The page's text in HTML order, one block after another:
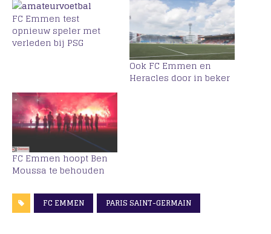
FC Emmen test
opnieuw speler met
verleden bij PSG
Ook FC Emmen en
Heracles door in beker
FC Emmen hoopt Ben
Moussa te behouden
FC EMMEN PARIS SAINT-GERMAIN